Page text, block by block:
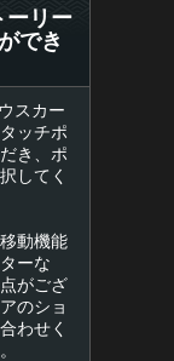
ーリー
でき
スカー
ッチポ
き、ポ
してく
動機能
ーな
がござ
のショ
わせく